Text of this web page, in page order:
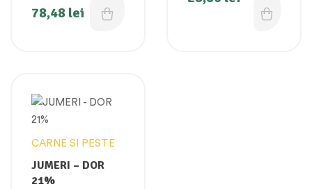
78,48 lei
CARNE SI PESTE
JUMERI – DOR
21%